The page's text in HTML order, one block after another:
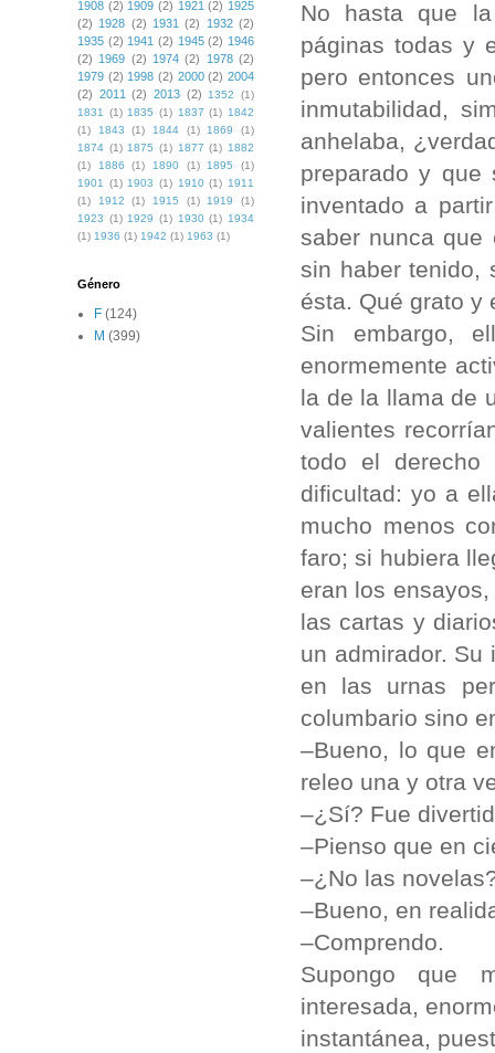
No hasta que
páginas todas y
pero entonces
inmutabilidad,
anhelaba,
preparado y que
inventado a
saber nunca que
sin haber tenido,
ésta. Qué grato y
Sin embargo,
enormemente
la de la llama de
valientes
todo el
dificultad: yo a
mucho menos
faro; si hubiera
eran los
las cartas y
un admirador.
en las urnas
columbario sino
–Bueno, lo que
releo una y otra
–¿Sí? Fue
–Pienso que en
–¿No las
–Bueno, en
–Comprendo.
Supongo que
interesada,
instantánea,
1908 (2) 1909 (2) 1921 (2) 1925
(2) 1928 (2) 1931 (2) 1932 (2)
1935 (2) 1941 (2) 1945 (2) 1946
(2) 1969 (2) 1974 (2) 1978 (2)
1979 (2) 1998 (2) 2000 (2) 2004
(2) 2011 (2) 2013 (2) 1352
(1)
1831 (1) 1835 (1) 1837 (1) 1842
(1)
1843 (1) 1844 (1) 1869
(1)
1874 (1) 1875 (1) 1877 (1) 1882
(1)
1886 (1) 1890 (1) 1895
(1)
1901 (1) 1903 (1) 1910 (1) 1911
(1)
1912 (1) 1915 (1) 1919
(1)
1923 (1) 1929 (1) 1930 (1) 1934
(1) 1936 (1) 1942 (1) 1963 (1)
Género
F (124)
M (399)